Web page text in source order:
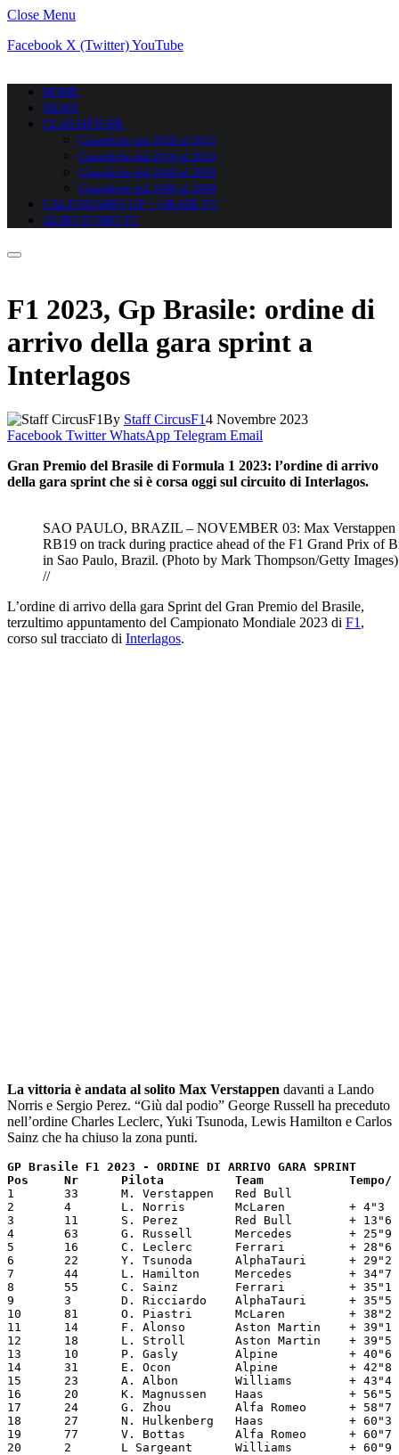
Close Menu
Facebook X (Twitter)YouTube
HOME
NEWS
CLASSIFICHE
Classifiche dal 2020 al 2025
Classifiche dal 2010 al 2019
Classifiche dal 2000 al 2009
Classifiche dal 1990 al 1999
CALENDARIO GP + ORARI TV
ALBO D’ORO F1
F1 2023, Gp Brasile: ordine di
arrivo della gara sprint a
Interlagos
By Staff CircusF14 Novembre 2023
Facebook Twitter WhatsApp Telegram Email
Gran Premio del Brasile di Formula 1 2023: l’ordine di arrivo
della gara sprint che si è corsa oggi sul circuito di Interlagos.
SAO PAULO, BRAZIL – NOVEMBER 03: Max Verstappen
RB19 on track during practice ahead of the F1 Grand Prix of
in Sao Paulo, Brazil. (Photo by Mark Thompson/Getty
//
L’ordine di arrivo della gara Sprint del Gran Premio del Brasile,
terzultimo appuntamento del Campionato Mondiale 2023 di F1 ,
corso sul tracciato di Interlagos.
La vittoria è andata al solito Max Verstappen davanti a Lando
Norris e Sergio Perez. “Giù dal podio” George Russell ha preceduto
nell’ordine Charles Leclerc, Yuki Tsunoda, Lewis Hamilton e Carlos
Sainz che ha chiuso la zona punti.
GP Brasile F1 2023 - ORDINE DI ARRIVO GARA SPRINT
Pos     Nr      Pilota 	        Team
1	33	M. Verstappen 	Red Bull
2	4	L. Norris 	McLaren		+ 4"3
3	11	S. Perez 	Red Bull	+ 13"6
4	63	G. Russell 	Mercedes	+ 25"9
5	16	C. Leclerc 	Ferrari		+ 28"6
6	22	Y. Tsunoda 	AlphaTauri	+ 29"2
7	44	L. Hamilton 	Mercedes	+ 34"7
8	55	C. Sainz        Ferrari		+ 35"1
9	3	D. Ricciardo 	AlphaTauri	+ 35"5
10	81	O. Piastri 	McLaren		+ 38"2
11	14	F. Alonso 	Aston Martin	+ 39"1
12	18	L. Stroll 	Aston Martin	+ 39"5
13	10	P. Gasly 	Alpine		+ 40"6
14	31	E. Ocon 	Alpine		+ 42"8
15	23	A. Albon 	Williams	+ 43"4
16	20	K. Magnussen 	Haas	        + 56"5
17	24	G. Zhou 	Alfa Romeo	+ 58"7
18	27	N. Hulkenberg 	Haas		+ 60"3
19	77	V. Bottas 	Alfa Romeo	+ 60"7
20	2	L Sargeant 	Williams	+ 60"9